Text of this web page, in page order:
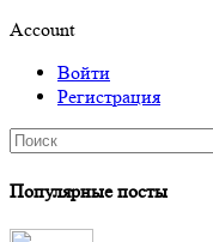
Account
Войти
Регистрация
Популярные посты